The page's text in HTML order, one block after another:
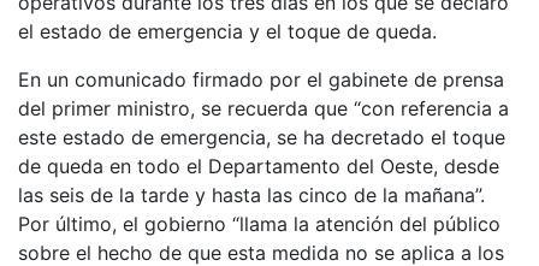
el estado de emergencia y el toque de queda.
En un comunicado firmado por el gabinete de prensa
del primer ministro, se recuerda que “con referencia a
este estado de emergencia, se ha decretado el toque
de queda en todo el Departamento del Oeste, desde
las seis de la tarde y hasta las cinco de la mañana”.
Por último, el gobierno “llama la atención del público
sobre el hecho de que esta medida no se aplica a los